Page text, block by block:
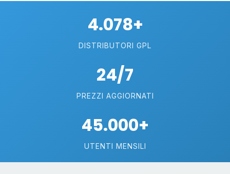
4.078+
DISTRIBUTORI GPL
24/7
PREZZI AGGIORNATI
45.000+
UTENTI MENSILI